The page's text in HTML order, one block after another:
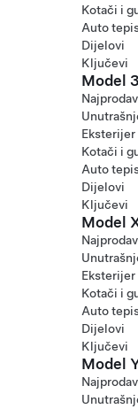
Kotači i
Auto
Dijelovi
Ključevi
Model 3
Eksterijer
Kotači i
Auto
Dijelovi
Ključevi
Model
Eksterijer
Kotači i
Auto
Dijelovi
Ključevi
Model